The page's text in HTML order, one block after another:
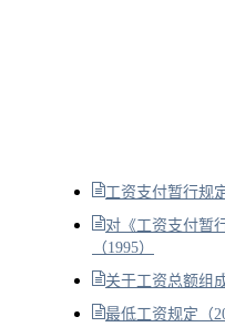
工资支付暂行规
对《工资支付暂
（1995）
关于工资总额组
最低工资规定（